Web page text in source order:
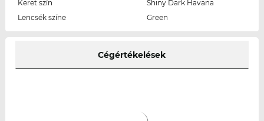
Keret szín
Shiny Dark Havana
Lencsék színe
Green
Cégértékelések